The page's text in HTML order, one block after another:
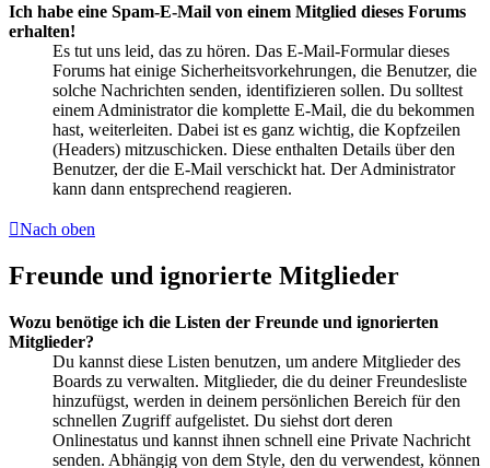
Ich habe eine Spam-E-Mail von einem Mitglied dieses Forums
erhalten!
Es tut uns leid, das zu hören. Das E-Mail-Formular dieses
Forums hat einige Sicherheitsvorkehrungen, die Benutzer, die
solche Nachrichten senden, identifizieren sollen. Du solltest
einem Administrator die komplette E-Mail, die du bekommen
hast, weiterleiten. Dabei ist es ganz wichtig, die Kopfzeilen
(Headers) mitzuschicken. Diese enthalten Details über den
Benutzer, der die E-Mail verschickt hat. Der Administrator
kann dann entsprechend reagieren.
Nach oben
Freunde und ignorierte Mitglieder
Wozu benötige ich die Listen der Freunde und ignorierten
Mitglieder?
Du kannst diese Listen benutzen, um andere Mitglieder des
Boards zu verwalten. Mitglieder, die du deiner Freundesliste
hinzufügst, werden in deinem persönlichen Bereich für den
schnellen Zugriff aufgelistet. Du siehst dort deren
Onlinestatus und kannst ihnen schnell eine Private Nachricht
senden. Abhängig von dem Style, den du verwendest, können